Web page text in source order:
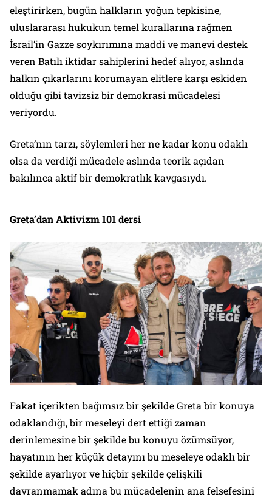
eleştirirken, bugün halkların yoğun tepkisine,
uluslararası hukukun temel kurallarına rağmen
İsrail’in Gazze soykırımına maddi ve manevi destek
veren Batılı iktidar sahiplerini hedef alıyor, aslında
halkın çıkarlarını korumayan elitlere karşı eskiden
olduğu gibi tavizsiz bir demokrasi mücadelesi
veriyordu.
Greta’nın tarzı, söylemleri her ne kadar konu odaklı
olsa da verdiği mücadele aslında teorik açıdan
bakılınca aktif bir demokratlık kavgasıydı.
Greta’dan Aktivizm 101 dersi
Fakat içerikten bağımsız bir şekilde Greta bir konuya
odaklandığı, bir meseleyi dert ettiği zaman
derinlemesine bir şekilde bu konuyu özümsüyor,
hayatının her küçük detayını bu meseleye odaklı bir
şekilde ayarlıyor ve hiçbir şekilde çelişkili
davranmamak adına bu mücadelenin ana felsefesini